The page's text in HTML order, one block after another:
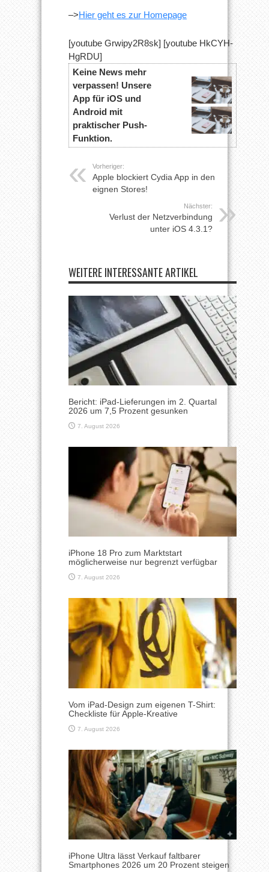
–>Hier geht es zur Homepage
[youtube Grwipy2R8sk] [youtube HkCYH-
HgRDU]
Keine News mehr
verpassen! Unsere
App für iOS und
Android mit
praktischer Push-
Funktion.
Vorheriger:
Apple blockiert Cydia App in den
eignen Stores!
Nächster:
Verlust der Netzverbindung
unter iOS 4.3.1?
WEITERE INTERESSANTE ARTIKEL
Bericht: iPad-Lieferungen im 2. Quartal
2026 um 7,5 Prozent gesunken
7. August 2026
iPhone 18 Pro zum Marktstart
möglicherweise nur begrenzt verfügbar
7. August 2026
Vom iPad-Design zum eigenen T-Shirt:
Checkliste für Apple-Kreative
7. August 2026
iPhone Ultra lässt Verkauf faltbarer
Smartphones 2026 um 20 Prozent steigen